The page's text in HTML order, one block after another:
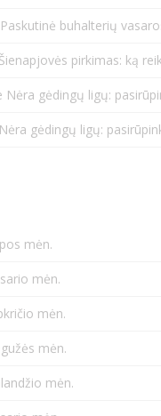
Paskutinė buhalterių
Šienapjovės pirkimas: ką
Nėra gėdingų ligų:
Nėra gėdingų ligų:
mėn.
mėn.
mėn.
mėn.
mėn.